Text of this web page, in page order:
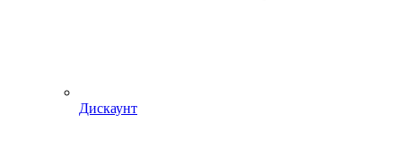
Дискаунт